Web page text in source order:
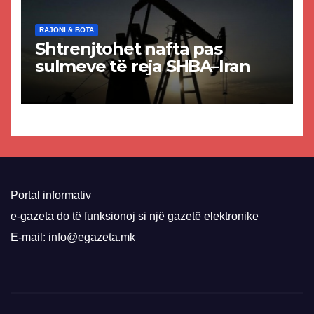
RAJONI & BOTA
Shtrenjtohet nafta pas
sulmeve të reja SHBA–Iran
Portal informativ
e-gazeta do të funksionoj si një gazetë elektronike
E-mail: info@egazeta.mk